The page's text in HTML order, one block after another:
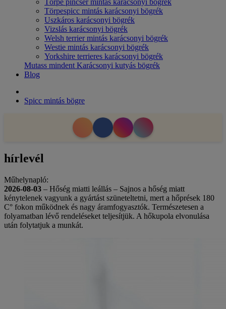
Törpe pincser mintás karácsonyi bögrék
Törpespicc mintás karácsonyi bögrék
Uszkáros karácsonyi bögrék
Vizslás karácsonyi bögrék
Welsh terrier mintás karácsonyi bögrék
Westie mintás karácsonyi bögrék
Yorkshire terrieres karácsonyi bögrék
Mutass mindent Karácsonyi kutyás bögrék
Blog
Spicc mintás bögre
hírlevél
Műhelynapló:
2026-08-03 – Hőség miatti leállás – Sajnos a hőség miatt
kénytelenek vagyunk a gyártást szüneteltetni, mert a hőprések 180
C° fokon működnek és nagy áramfogyasztók. Természetesen a
folyamatban lévő rendeléseket teljesítjük. A hőkupola elvonulása
után folytatjuk a munkát.